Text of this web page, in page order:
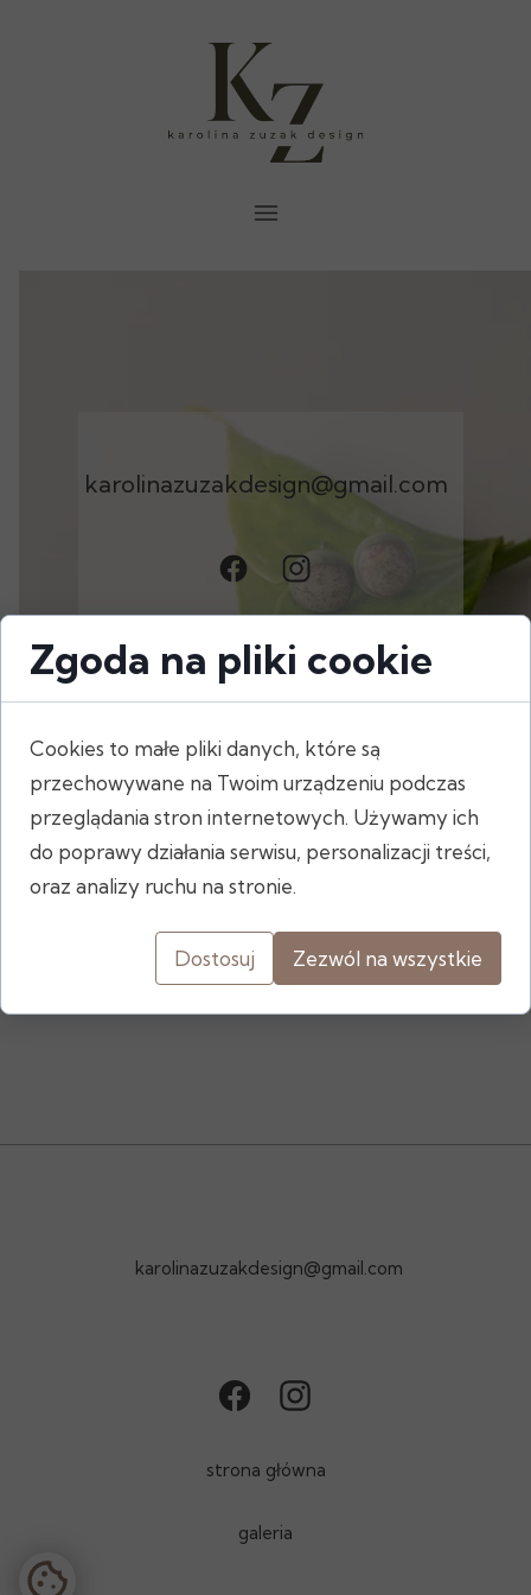
karolinazuzakdesign@gmail.com
Jeśli chcesz dowiedzieć
produktach.
karolinazuzakdesign@gmail.com
galeria
strona główna
Zgoda na pliki cookie
Cookies to małe pliki danych, które są
przechowywane na Twoim urządzeniu podczas
przeglądania stron internetowych. Używamy ich
do poprawy działania serwisu, personalizacji treści,
oraz analizy ruchu na stronie.
Dostosuj Zezwól na wszystkie